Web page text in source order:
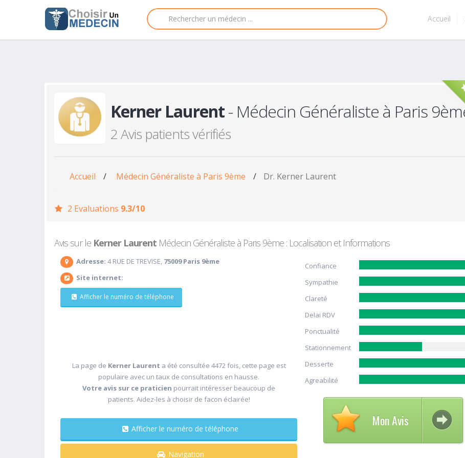
Accueil
Kerner Laurent- Médecin Généraliste à Paris
2 Avis patients vérifiés
Accueil / Médecin Généraliste à Paris 9ème / Dr. Kerner Laurent
2 Evaluations 9.3/10
Avis sur le Kerner Laurent Médecin Généraliste à Paris 9ème : Localisation et Informations
Adresse: 4 RUE DE TREVISE, 75009 Paris 9ème
Site internet:
Afficher le numéro de téléphone
La page de Kerner Laurent a été consultée 4472 fois, cette page est
populaire avec un taux de consultations en hausse.
Votre avis sur ce praticien pourrait intéresser beaucoup de
patients. Aidez-les à choisir de facon éclairée!
Afficher le numéro de téléphone
Navigation
Confiance
Sympathie
Clareté
Delai RDV
Ponctualité
Stationnement
Desserte
Agreabilité
Mon Avis
30
Jul
maxillo-faciale
sagesse extraites
...lire plus